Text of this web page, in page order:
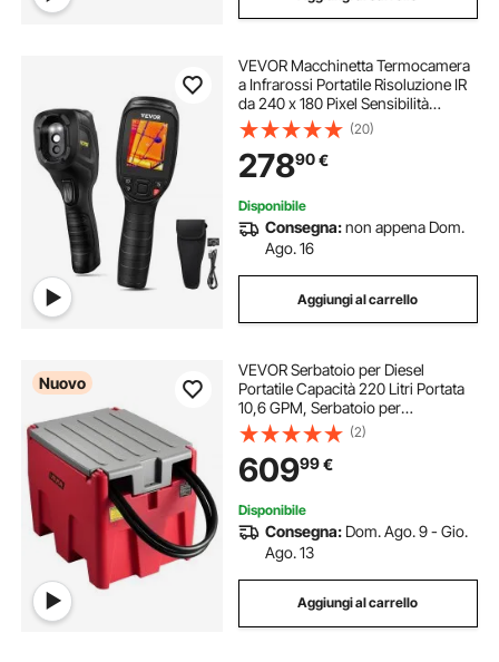
VEVOR Macchinetta Termocamera
a Infrarossi Portatile Risoluzione IR
da 240 x 180 Pixel Sensibilità
Termica 40 mK, Termocamera
Corporea Infrarossi Portatile con
Scheda SD 64 GB Temperatura
-20℃ a 550℃
(20)
27890€
Disponibile
Consegna:non appena Dom.
Ago. 16
Aggiungi al carrello
Nuovo
VEVOR Serbatoio per Diesel
Portatile Capacità 220 Litri Portata
10,6 GPM, Serbatoio per
Carburante con Pompa di
Trasferimento Elettrica da 12 V Tubo
in Gomma 3,9 m, Rosso
(2)
60999€
Disponibile
Consegna: Dom. Ago. 9 - Gio.
Ago. 13
Aggiungi al carrello